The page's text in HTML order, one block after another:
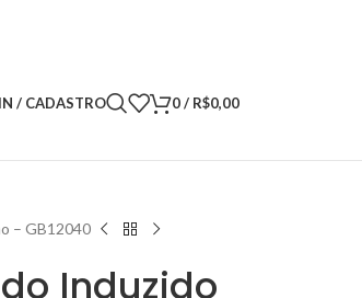
/ CADASTRO 0/ R$0,00
– GB12040
Induzido